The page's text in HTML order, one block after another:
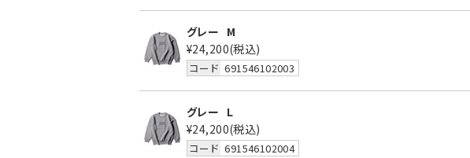
グレー M
¥24,200(税込)
コード 691546102003
グレー L
¥24,200(税込)
コード 691546102004